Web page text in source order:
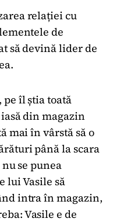
relației cu
de
să devină lider de
pe îl știa toată
din magazin
mai în vârstă să o
până la scara
se punea
lui Vasile să
intra în magazin,
Vasile e de